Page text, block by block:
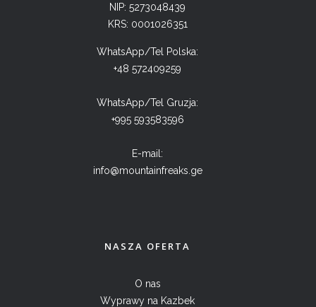
NIP: 5273048439
KRS: 0001026351
WhatsApp/Tel Polska:
+48 572409259
WhatsApp/Tel Gruzja:
+995 593583596
E-mail:
info@mountainfreaks.ge
NASZA OFERTA
O nas
Wyprawy na Kazbek